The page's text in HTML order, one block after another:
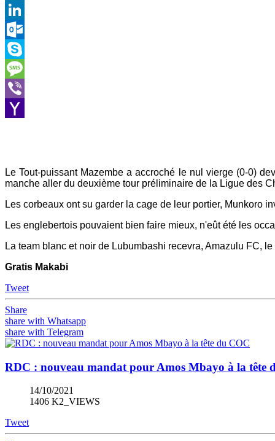
Gmail
LinkedIn
Outlook.com
Skype
Message
Viber
Le Tout-puissant Mazembe a accroché le nul vierge (0-0)
manche aller du deuxième tour préliminaire de la Ligue des
Les corbeaux ont su garder la cage de leur portier, Munkoro
Les englebertois pouvaient bien faire mieux, n'eût été les
La team blanc et noir de Lubumbashi recevra, Amazulu FC,
Gratis Makabi
Tweet
Share
share with Whatsapp
share with Telegram
RDC : nouveau mandat pour Amos Mbayo à la tête
14/10/2021
1406 K2_VIEWS
Tweet